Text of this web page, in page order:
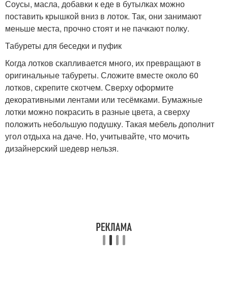
Соусы, масла, добавки к еде в бутылках можно
поставить крышкой вниз в лоток. Так, они занимают
меньше места, прочно стоят и не пачкают полку.
Табуреты для беседки и пуфик
Когда лотков скапливается много, их превращают в
оригинальные табуреты. Сложите вместе около 60
лотков, скрепите скотчем. Сверху оформите
декоративными лентами или тесёмками. Бумажные
лотки можно покрасить в разные цвета, а сверху
положить небольшую подушку. Такая мебель дополнит
угол отдыха на даче. Но, учитывайте, что мочить
дизайнерский шедевр нельзя.